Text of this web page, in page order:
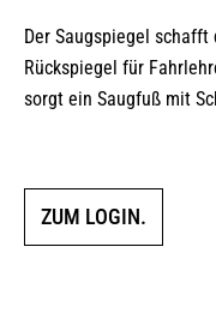
Der Saugspiegel
Rückspiegel für
sorgt ein Saugfuß mit
ZUM LOGIN.